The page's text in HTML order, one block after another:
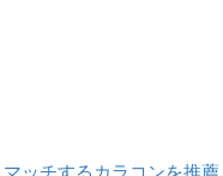
マッチするカラコンを推薦